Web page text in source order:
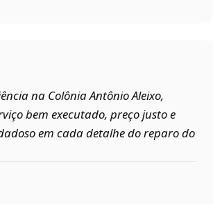
na Colônia Antônio Aleixo,
bem executado, preço justo e
em cada detalhe do reparo do